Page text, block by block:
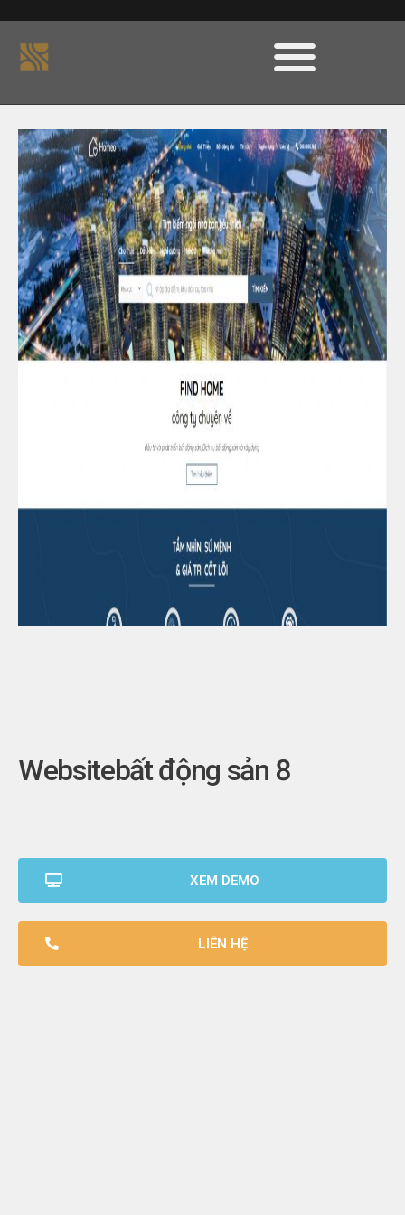
Websitebất động sản 8
XEM DEMO
LIÊN HỆ